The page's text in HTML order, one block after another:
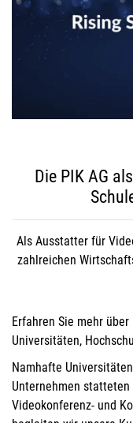
Die PIK AG
Als Ausstatter für
zahlreichen
Erfahren Sie mehr
Universitäten,
Namhafte
Unternehmen
Videokonferenz- und